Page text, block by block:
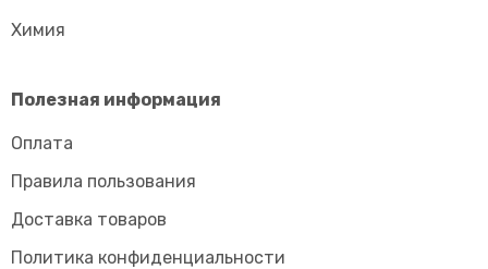
Химия
Полезная информация
Оплата
Правила пользования
Доставка товаров
Политика конфиденциальности